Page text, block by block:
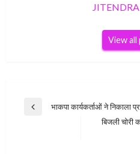
View all
Post
Previous
भाकपा कार्यकर्ताओं ने निकाला
बिजली चोरी